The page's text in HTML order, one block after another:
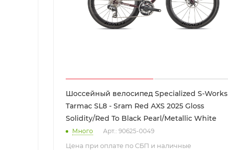
Шоссейный велосипед Specialized S-Works
Tarmac SL8 - Sram Red AXS 2025 Gloss
Solidity/Red To Black Pearl/Metallic White
Много Арт.: 90625-0049
Цена при оплате по СБП и наличные